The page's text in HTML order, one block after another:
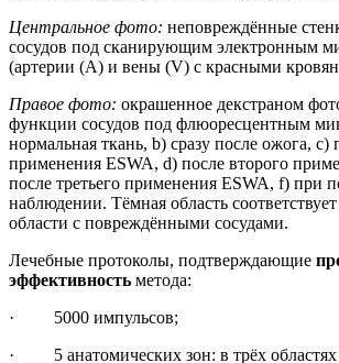
Центральное фото: неповреждённые
сосудов под сканирующим электронным
(артерии (A) и вены (V) с красными
Правое фото: окрашенное декстраном
функции сосудов под флюоресцентным
нормальная ткань, b) сразу после ожога, c)
применения ESWA, d) после второго
после третьего применения ESWA, f) при
наблюдении. Тёмная область
области с повреждёнными сосудами.
Лечебные протоколы, подтверждающие
эффективность метода:
· 5000 импульсов;
· 5 анатомических зон: в трёх областях